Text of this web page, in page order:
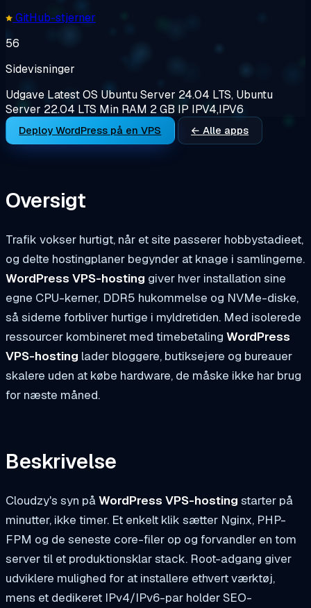
GitHub-stjerner
56
Sidevisninger
Udgave LatestOS Ubuntu Server 24.04 LTS, Ubuntu
Server 22.04 LTS Min RAM 2 GB IP IPV4,IPV6
Deploy WordPress på en VPS ← Alle apps
Oversigt
Trafik vokser hurtigt, når et site passerer hobbystadieet,
og delte hostingplaner begynder at knage i samlingerne.
WordPress VPS-hosting giver hver installation sine
egne CPU-kerner, DDR5 hukommelse og NVMe-diske,
så siderne forbliver hurtige i myldretiden. Med isolerede
ressourcer kombineret med timebetaling WordPress
VPS-hosting lader bloggere, butiksejere og bureauer
skalere uden at købe hardware, de måske ikke har brug
for næste måned.
Beskrivelse
Cloudzy's syn påWordPress VPS-hosting starter på
minutter, ikke timer. Et enkelt klik sætter Nginx, PHP-
FPM og de seneste core-filer op og forvandler en tom
server til et produktionsklar stack. Root-adgang giver
udviklere mulighed for at installere ethvert værktøj,
mens et dedikeret IPv4/IPv6-par holder SEO-